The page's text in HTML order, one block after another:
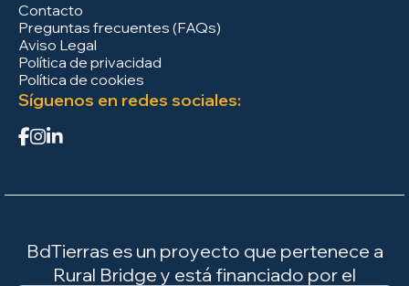
Contacto
Preguntas frecuentes (FAQs)
Aviso Legal
Política de privacidad
Política de cookies
Síguenos en redes sociales:
BdTierras es un proyecto que pertenece a
Rural Bridge y está financiado por el